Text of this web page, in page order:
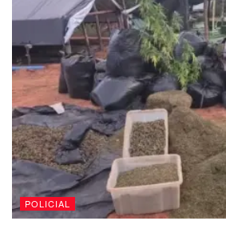
POLICIAL